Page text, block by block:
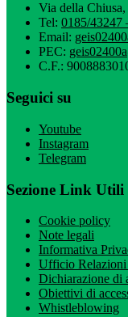
Via della
Tel: 0185/43247
Email:
PEC:
C.F.:
Seguici su
Youtube
Instagram
Telegram
Sezione Link Utili
Cookie policy
Note legali
Informativa
Ufficio
Dichiarazione di
Obiettivi di
Whistleblowing